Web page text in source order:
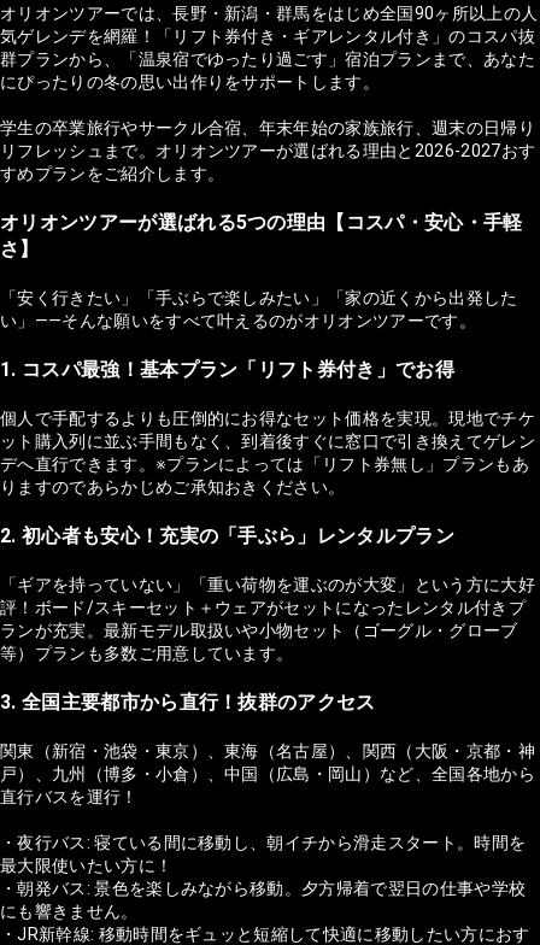
オリオンツアーでは、長野・新潟・群馬をはじめ全国90ヶ所以上の人
気ゲレンデを網羅！「リフト券付き・ギアレンタル付き」のコスパ抜
群プランから、「温泉宿でゆったり過ごす」宿泊プランまで、あなた
にぴったりの冬の思い出作りをサポートします。
学生の卒業旅行やサークル合宿、年末年始の家族旅行、週末の日帰り
リフレッシュまで。オリオンツアーが選ばれる理由と2026-2027おす
すめプランをご紹介します。
オリオンツアーが選ばれる5つの理由【コスパ・安心・手軽
さ】
「安く行きたい」「手ぶらで楽しみたい」「家の近くから出発した
い」——そんな願いをすべて叶えるのがオリオンツアーです。
1. コスパ最強！基本プラン「リフト券付き」でお得
個人で手配するよりも圧倒的にお得なセット価格を実現。現地でチケ
ット購入列に並ぶ手間もなく、到着後すぐに窓口で引き換えてゲレン
デへ直行できます。※プランによっては「リフト券無し」プランもあ
りますのであらかじめご承知おきください。
2. 初心者も安心！充実の「手ぶら」レンタルプラン
「ギアを持っていない」「重い荷物を運ぶのが大変」という方に大好
評！ボード/スキーセット＋ウェアがセットになったレンタル付きプ
ランが充実。最新モデル取扱いや小物セット（ゴーグル・グローブ
等）プランも多数ご用意しています。
3. 全国主要都市から直行！抜群のアクセス
関東（新宿・池袋・東京）、東海（名古屋）、関西（大阪・京都・神
戸）、九州（博多・小倉）、中国（広島・岡山）など、全国各地から
直行バスを運行！
・夜行バス: 寝ている間に移動し、朝イチから滑走スタート。時間を
最大限使いたい方に！
・朝発バス: 景色を楽しみながら移動。夕方帰着で翌日の仕事や学校
にも響きません。
・JR新幹線: 移動時間をギュッと短縮して快適に移動したい方におす